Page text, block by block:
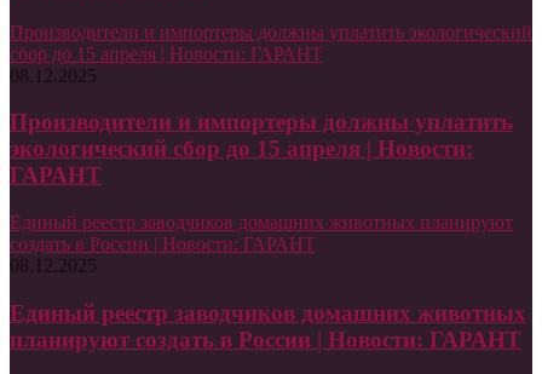
Производители и импортеры должны уплатить экологический
сбор до 15 апреля | Новости: ГАРАНТ
08.12.2025
Производители и импортеры должны уплатить
экологический сбор до 15 апреля | Новости:
ГАРАНТ
Единый реестр заводчиков домашних животных планируют
создать в России | Новости: ГАРАНТ
08.12.2025
Единый реестр заводчиков домашних животных
планируют создать в России | Новости: ГАРАНТ